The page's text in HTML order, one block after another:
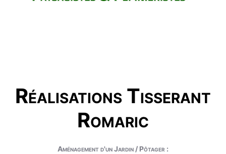
Réalisations Tisserant
Romaric
Aménagement d'un Jardin / Pôtager :